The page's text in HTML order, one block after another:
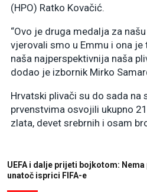
(HPO) Ratko Kovačić.
“Ovo je druga medalja za
vjerovali smo u Emmu i ona je
naša najperspektivnija naša
dodao je izbornik Mirko
Hrvatski plivači su do sada na
prvenstvima osvojili ukupno
zlata, devet srebrnih i osam
UEFA i dalje prijeti bojkotom:
unatoč isprici FIFA-e